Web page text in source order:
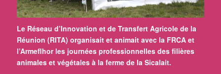
Le Réseau d’Innovation et de Transfert Agricole de la
Réunion (RITA) organisait et animait avec la FRCA et
l’Armeflhor les journées professionnelles des filières
animales et végétales à la ferme de la Sicalait.